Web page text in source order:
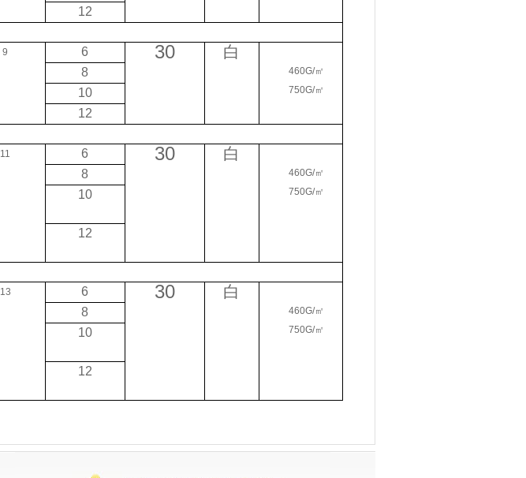
12
9 6 30 白
460G/㎡
750G/㎡
8
10
12
11 6 30 白
460G/㎡
750G/㎡
8
10
12
13 6 30 白
460G/㎡
750G/㎡
8
10
12